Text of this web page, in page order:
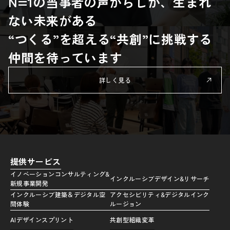
ない未来がある
“つくる”を超える“共創”に挑戦する
仲間を待っています
詳しく見る
提供サービス
イノベーションコンサルティング&
新規事業開発
インクルーシブデザイン&リサーチ
インクルーシブ建築＆デジタル空
間体験
アクセシビリティ&デジタルインク
ルージョン
AIデザインスプリント
共創型組織変革